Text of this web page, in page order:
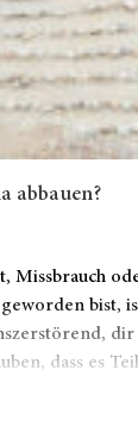
abbauen?
Missbrauch
bist,
dir
dass es